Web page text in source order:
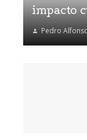
impacto
Pedro